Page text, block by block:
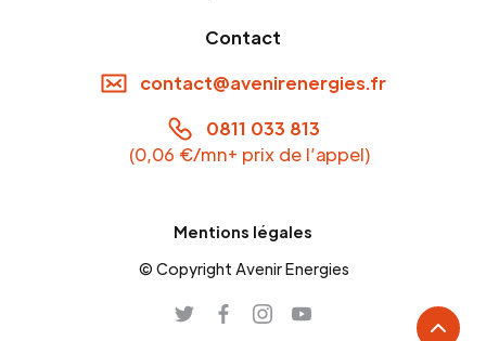
Contact
contact@avenirenergies.fr
0811 033 813
(0,06 €/mn+ prix de l’appel)
Mentions légales
© Copyright Avenir Energies